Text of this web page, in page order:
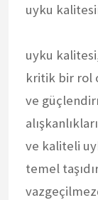
uyku
uyku
kritik bir rol
ve
ve kaliteli
temel